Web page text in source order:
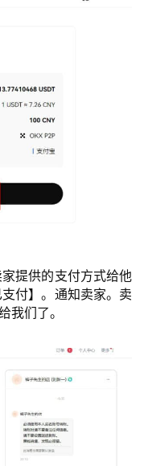
提供的支付方式给他
付】。通知卖家。卖
我们了。